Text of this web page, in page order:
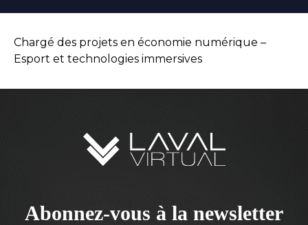
Chargé des projets en économie numérique –
Esport et technologies immersives
Abonnez-vous à la newsletter